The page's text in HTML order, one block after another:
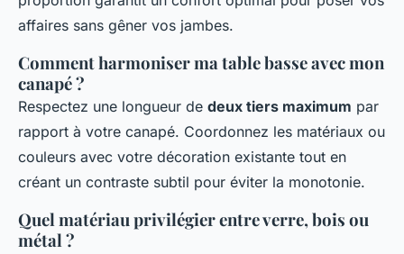
affaires sans gêner vos jambes.
Comment harmoniser ma table basse avec mon
canapé ?
Respectez une longueur de deux tiers maximum par
rapport à votre canapé. Coordonnez les matériaux ou
couleurs avec votre décoration existante tout en
créant un contraste subtil pour éviter la monotonie.
Quel matériau privilégier entre verre, bois ou
métal ?